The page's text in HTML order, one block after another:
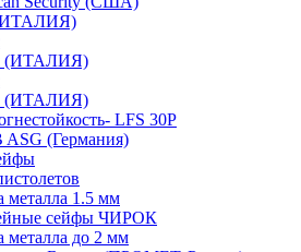
(ИТАЛИЯ)
(ИТАЛИЯ)
LFS 30P
(Германия)
металла 1.5 мм
сейфы ЧИРОК
металла до 2 мм